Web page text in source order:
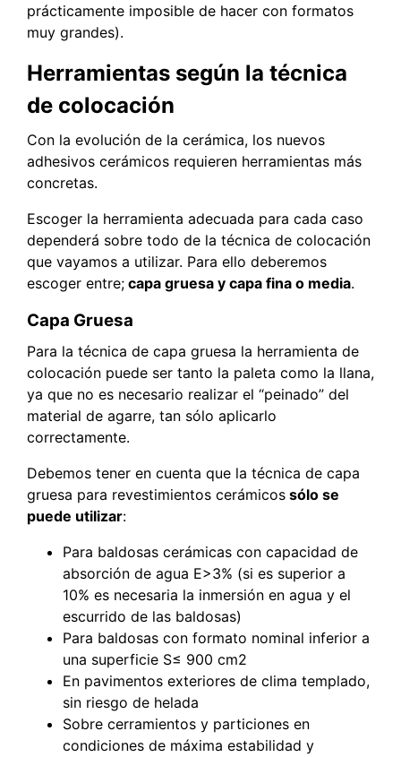
prácticamente imposible de hacer con formatos
muy grandes).
Herramientas según la técnica
de colocación
Con la evolución de la cerámica, los nuevos
adhesivos cerámicos requieren herramientas más
concretas.
Escoger la herramienta adecuada para cada caso
dependerá sobre todo de la técnica de colocación
que vayamos a utilizar. Para ello deberemos
escoger entre; capa gruesa y capa fina o media.
Capa Gruesa
Para la técnica de capa gruesa la herramienta de
colocación puede ser tanto la paleta como la llana,
ya que no es necesario realizar el “peinado” del
material de agarre, tan sólo aplicarlo
correctamente.
Debemos tener en cuenta que la técnica de capa
gruesa para revestimientos cerámicos sólo se
puede utilizar:
Para baldosas cerámicas con capacidad de
absorción de agua E>3% (si es superior a
10% es necesaria la inmersión en agua y el
escurrido de las baldosas)
Para baldosas con formato nominal inferior a
una superficie S≤ 900 cm2
En pavimentos exteriores de clima templado,
sin riesgo de helada
Sobre cerramientos y particiones en
condiciones de máxima estabilidad y